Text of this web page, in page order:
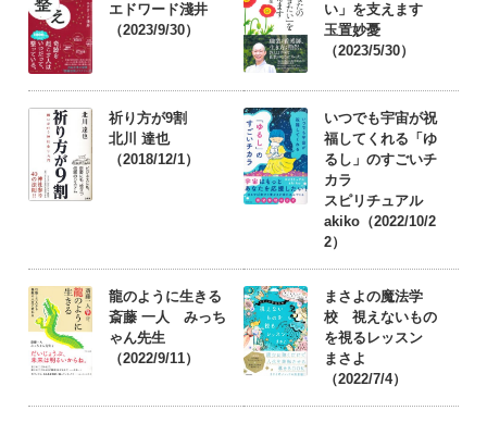
エドワード淺井
（2023/9/30）
い」を支えます
玉置妙憂
（2023/5/30）
祈り方が9割
北川 達也
（2018/12/1）
いつでも宇宙が祝
福してくれる「ゆ
るし」のすごいチ
カラ
スピリチュアル
akiko（2022/10/2
2）
龍のように生きる
斎藤 一人 みっち
ゃん先生
（2022/9/11）
まさよの魔法学
校 視えないもの
を視るレッスン
まさよ
（2022/7/4）